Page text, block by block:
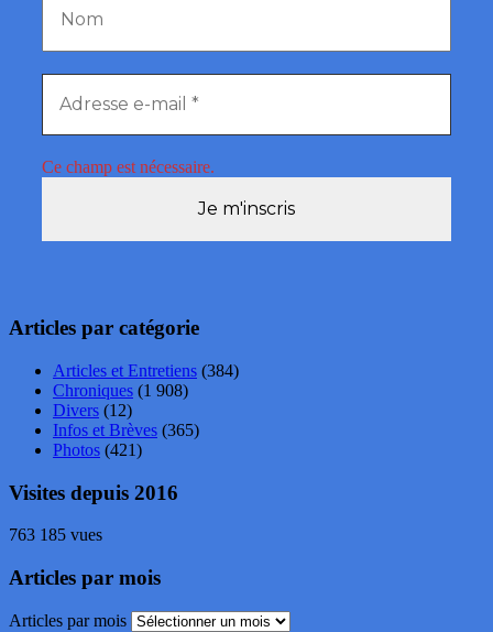
Ce champ est nécessaire.
Articles par catégorie
Articles et Entretiens (384)
Chroniques (1 908)
Divers (12)
Infos et Brèves (365)
Photos (421)
Visites depuis 2016
763 185 vues
Articles par mois
Articles par mois